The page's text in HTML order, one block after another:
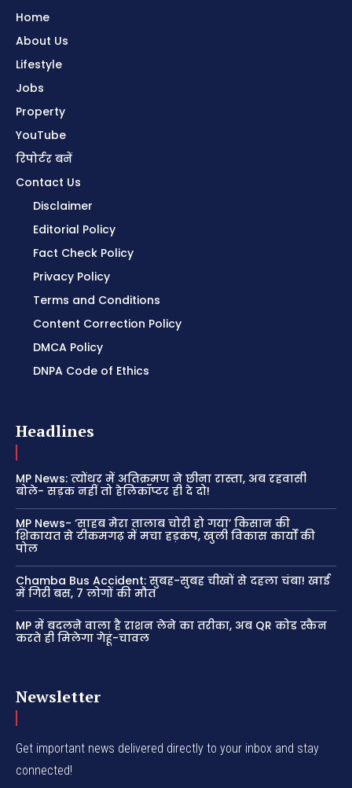
Home
About Us
Lifestyle
Jobs
Property
YouTube
रिपोर्टर बनें
Contact Us
Disclaimer
Editorial Policy
Fact Check Policy
Privacy Policy
Terms and Conditions
Content Correction Policy
DMCA Policy
DNPA Code of Ethics
Headlines
MP News: त्योंथर में अतिक्रमण ने छीना रास्ता, अब रहवासी
बोले- सड़क नहीं तो हेलिकॉप्टर ही दे दो!
MP News- ‘साहब मेरा तालाब चोरी हो गया’ किसान की
शिकायत से टीकमगढ़ में मचा हड़कंप, खुली विकास कार्यों की
पोल
Chamba Bus Accident: सुबह-सुबह चीखों से दहला चंबा! खाई
में गिरी बस, 7 लोगों की मौत
MP में बदलने वाला है राशन लेने का तरीका, अब QR कोड स्कैन
करते ही मिलेगा गेहूं-चावल
Newsletter
Get important news delivered directly to your inbox and stay
connected!